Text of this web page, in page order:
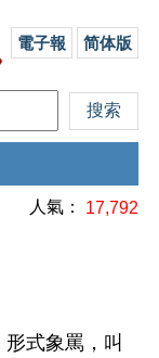
電子報 简体版
人氣： 17,792
形式象罵，叫